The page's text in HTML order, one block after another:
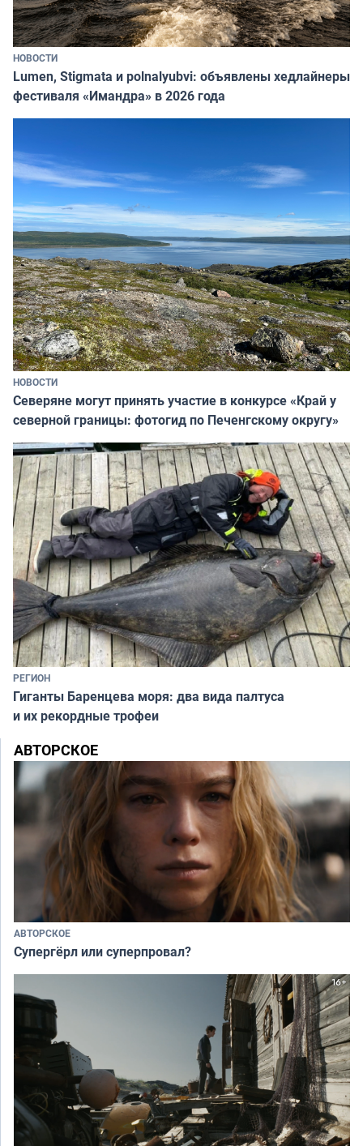
НОВОСТИ
Lumen, Stigmata и polnalyubvi: объявлены хедлайнеры
фестиваля «Имандра» в 2026 года
НОВОСТИ
Северяне могут принять участие в конкурсе «Край у
северной границы: фотогид по Печенгскому округу»
РЕГИОН
Гиганты Баренцева моря: два вида палтуса
и их рекордные трофеи
АВТОРСКОЕ
АВТОРСКОЕ
Супергёрл или суперпровал?